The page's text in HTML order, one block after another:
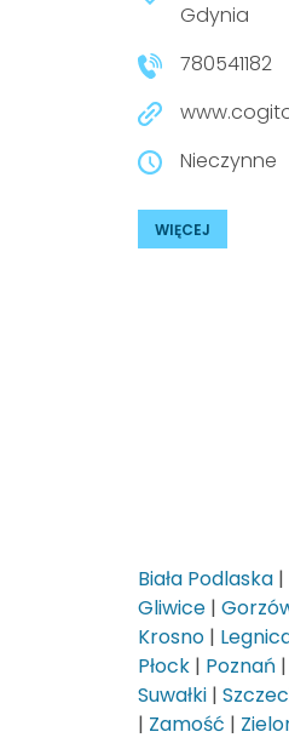
Gdynia
780541182
Nieczynne
WIĘCEJ
Biała Podlaska |
Gliwice |
Krosno |
Płock | Poznań |
Suwałki |
| Zamość |